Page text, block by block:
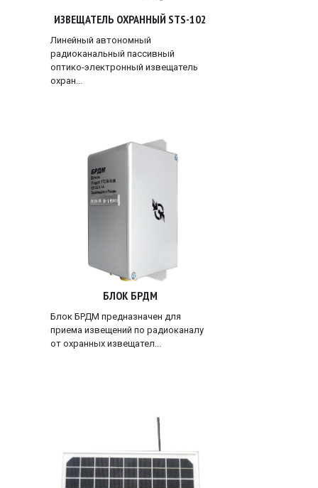
ИЗВЕЩАТЕЛЬ ОХРАННЫЙ STS-102
Линейный автономный
радиоканальный пассивный
оптико-электронный извещатель
охран...
БЛОК БРДМ
Блок БРДМ предназначен для
приема извещений по радиоканалу
от охранных извещател...